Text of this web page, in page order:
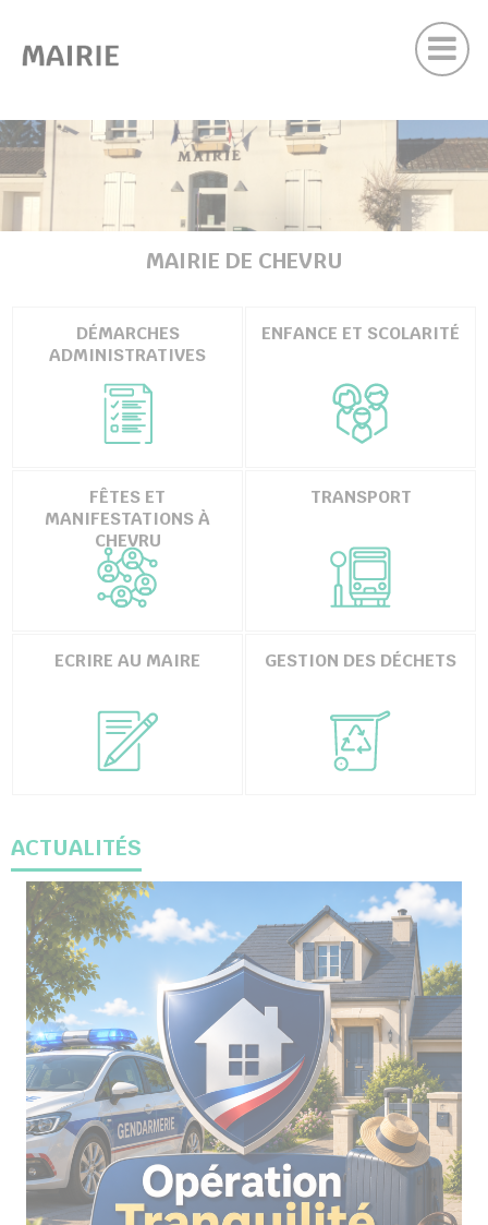
( VOTRE MAIRIE )
( VOTRE COMMUNE )
( VOS SERVICES )
( VIE LOCALE )MAIRIE DE CHEVRU
DÉMARCHES
ADMINISTRATIVES
ENFANCE ET SCOLARITÉ
FÊTES ET
MANIFESTATIONS À
CHEVRU
TRANSPORT
ECRIRE AU MAIRE GESTION DES DÉCHETS
ACTUALITÉS